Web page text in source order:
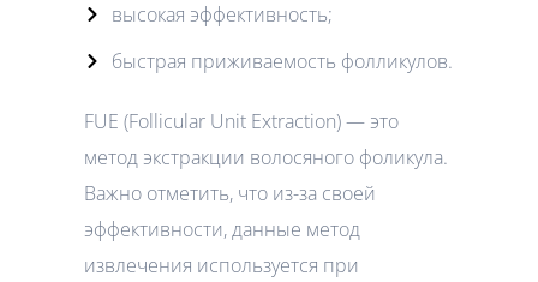
высокая эффективность;
быстрая приживаемость фолликулов.
FUE (Follicular Unit Extraction) — это
метод экстракции волосяного фоликула.
Важно отметить, что из-за своей
эффективности, данные метод
извлечения используется при